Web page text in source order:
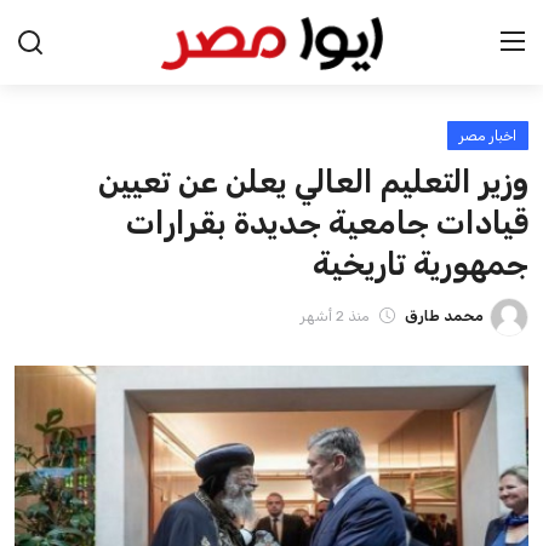
الرئيسية
اخبار مصر
عرب وعالم
اقتصاد
اخبار الرياضة
منوعات
فن وثقافة
اخبار مصر
وزير التعليم العالي يعلن عن تعيين
قيادات جامعية جديدة بقرارات
جمهورية تاريخية
محمد طارق منذ 2 أشهر